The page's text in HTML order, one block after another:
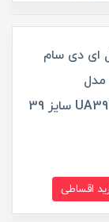
ای دی سام
مدل
UA39T4550TH سایز 39